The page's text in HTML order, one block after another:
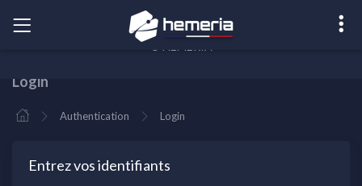
Login
Authentication Login
Entrez vos identifiants
Balman - 1.0.0